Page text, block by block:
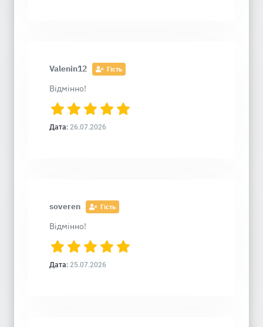
Valenin12 Гість
Відмінно!
Дата: 26.07.2026
soveren Гість
Відмінно!
Дата: 25.07.2026